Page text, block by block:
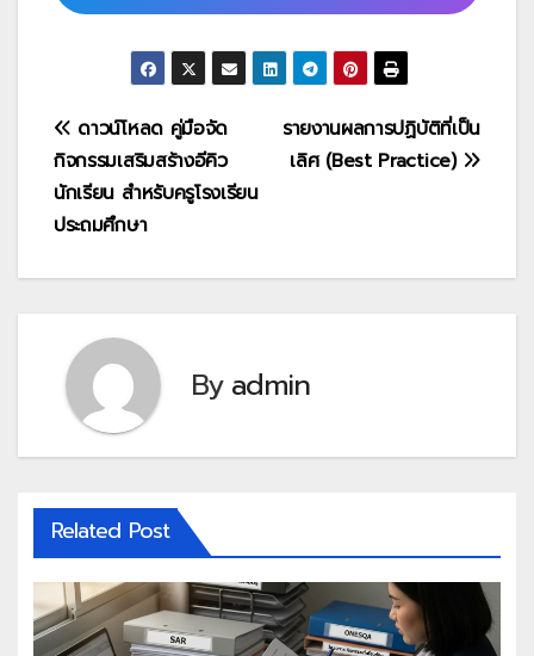
แนะแนว
เรื่อง
รายงานผลการปฏิบัติที่เป็น
เลิศ (Best Practice)
ดาวน์โหลด คู่มือจัด
กิจกรรมเสริมสร้างอีคิว
นักเรียน สำหรับครูโรงเรียน
ประถมศึกษา
Byadmin
Related Post